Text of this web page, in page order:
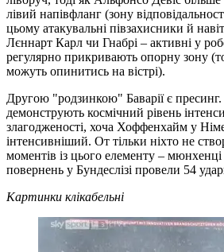
лівий напівфланг (зону
цьому атакувальні півзахисники й
Лєннарт Карл чи Гнабрі – активні у
регулярно прикривають опорну зону
можуть опинитись на вістрі).
Другою "родзинкою" Баварії є
демонструють космічний рівень
злагодженості, хоча Хоффенхайм у
інтенсивніший. От тільки ніхто не
моментів із цього елементу –
повернень у Бундеслізі провели 54
Картинки клікабельні